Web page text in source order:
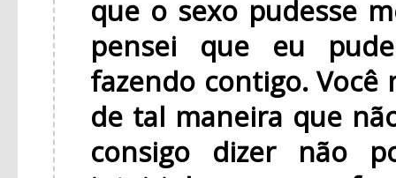
que o sexo pudesse
pensei que eu
fazendo contigo.
de tal maneira que
consigo dizer não